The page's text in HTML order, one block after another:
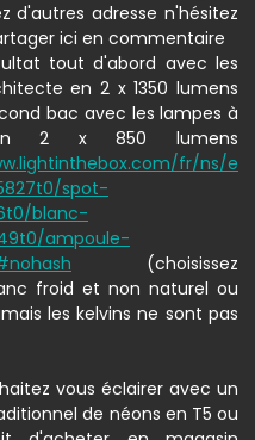
d'autres adresse n'hésitez
ici en commentaire
tout d'abord avec les
en 2 x 1350 lumens
bac avec les lampes à
2 x 850 lumens
fr/ns/e
spot-
blanc-
ampoule-
(choisissez
froid et non naturel ou
les kelvins ne sont pas
vous éclairer avec un
de néons en T5 ou